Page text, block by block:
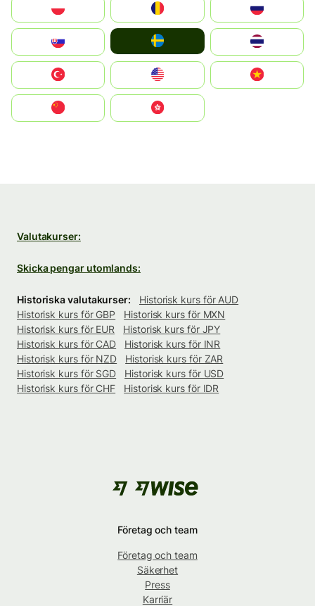
United States
中國香港特別行政區
Valutakurser:
Skicka pengar utomlands:
Historiska valutakurser:
Historisk kurs för AUD
Historisk kurs för GBP
Historisk kurs för MXN
Historisk kurs för EUR
Historisk kurs för JPY
Historisk kurs för CAD
Historisk kurs för INR
Historisk kurs för NZD
Historisk kurs för ZAR
Historisk kurs för SGD
Historisk kurs för USD
Historisk kurs för CHF
Historisk kurs för IDR
Företag och team
Företag och team
Säkerhet
Press
Karriär